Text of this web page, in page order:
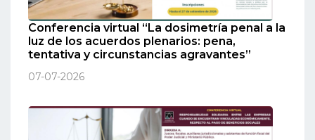
Conferencia virtual “La dosimetría penal a la
luz de los acuerdos plenarios: pena,
tentativa y circunstancias agravantes”
07-07-2026